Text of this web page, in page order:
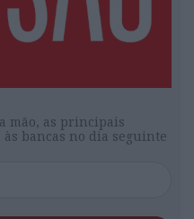
mão, as principais
bancas no dia seguinte